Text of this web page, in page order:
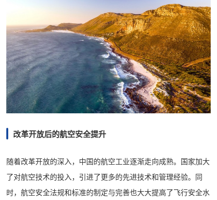
改革开放后的航空安全提升
随着改革开放的深入，中国的航空工业逐渐走向成熟。国家加大
了对航空技术的投入，引进了更多的先进技术和管理经验。同
时，航空安全法规和标准的制定与完善也大大提高了飞行安全水